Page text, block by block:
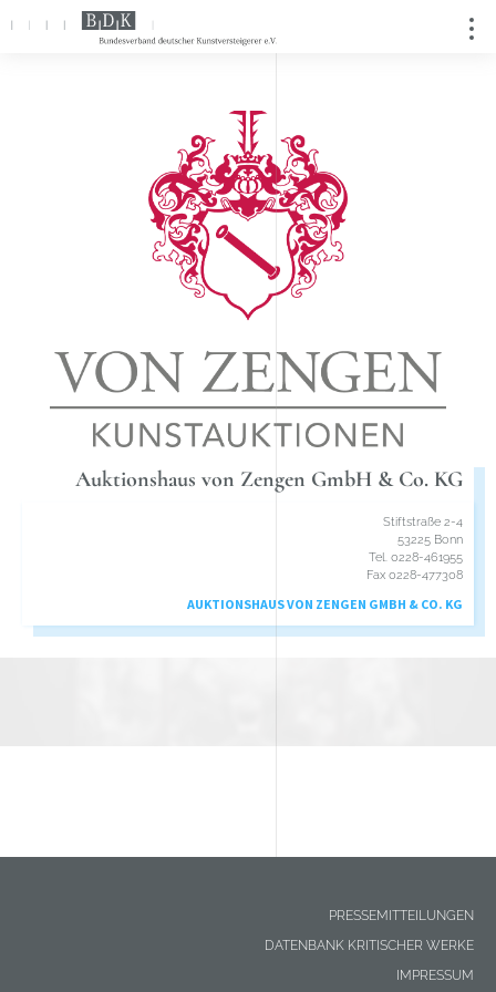
zum
Auktionshaus von Zengen GmbH & Co. KG
Stiftstraße 2-4
53225 Bonn
Tel. 0228-461955
Fax 0228-477308
AUKTIONSHAUS VON ZENGEN GMBH & CO. KG
PRESSEMITTEILUNGEN
DATENBANK KRITISCHER WERKE
IMPRESSUM